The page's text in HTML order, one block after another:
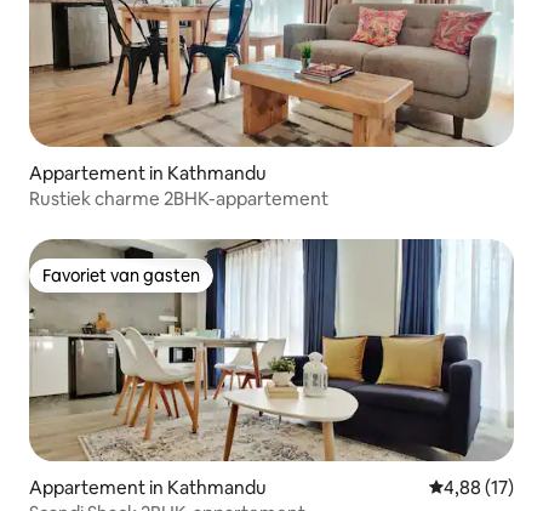
Appartement in Kathmandu
Rustiek charme 2BHK-appartement
Favoriet van gasten
Favoriet van gasten
Appartement in Kathmandu Gemiddelde
4,88 (17)